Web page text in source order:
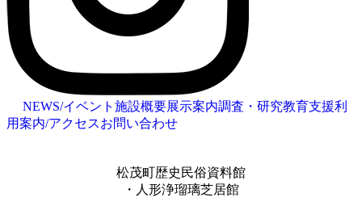
NEWS/イベント 施設概要展示案内調査・研究教育支援利
用案内/アクセスお問い合わせ
松茂町歴史民俗資料館
・人形浄瑠璃芝居館